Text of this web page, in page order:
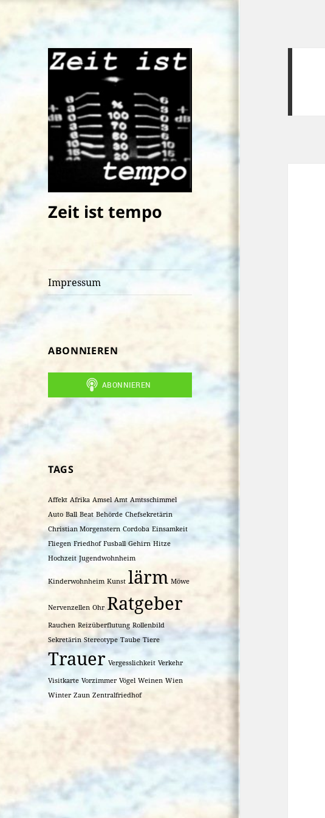
Zeit ist tempo
Impressum
ABONNIEREN
TAGS
Affekt Afrika Amsel Amt Amtsschimmel
Auto Ball Beat Behörde Chefsekretärin
Christian Morgenstern Cordoba Einsamkeit
Fliegen Friedhof Fusball Gehirn Hitze
Hochzeit Jugendwohnheim
Kinderwohnheim Kunst lärm Möwe
Nervenzellen Ohr Ratgeber
Rauchen Reizüberflutung Rollenbild
Sekretärin Stereotype Taube Tiere
Trauer Vergesslichkeit Verkehr
Visitkarte Vorzimmer Vögel Weinen Wien
Winter Zaun Zentralfriedhof